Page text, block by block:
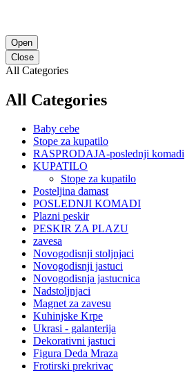
Open
Close
All Categories
All Categories
Baby cebe
Stope za kupatilo
RASPRODAJA-poslednji komadi
KUPATILO
Stope za kupatilo
Posteljina damast
POSLEDNJI KOMADI
Plazni peskir
PESKIR ZA PLAZU
zavesa
Novogodisnji stoljnjaci
Novogodisnji jastuci
Novogodisnja jastucnica
Nadstoljnjaci
Magnet za zavesu
Kuhinjske Krpe
Ukrasi - galanterija
Dekorativni jastuci
Figura Deda Mraza
Frotirski prekrivac